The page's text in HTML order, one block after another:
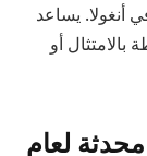
أنغولا. يساعد
بالامتثال أو
لعام